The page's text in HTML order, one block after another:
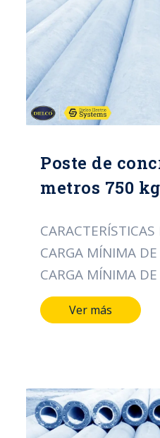
CERTIFICACIÓN:
Poste de
metros 750
CARGA MÍNIMA
CARGA MÍNIMA
LONGITUD DEL
DE ACERO
CAL/12 PESO
NORMA: ICONTEC
Ver más